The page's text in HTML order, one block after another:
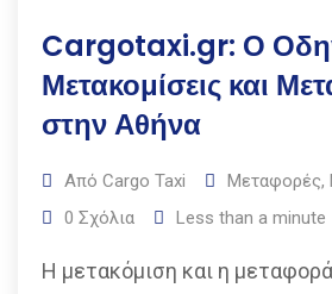
Cargotaxi.gr: Ο
Μετακομίσεις και
στην Αθήνα
Από Cargo Taxi Μεταφορές,
0 Σχόλια Less than a minute
Η μετακόμιση και η